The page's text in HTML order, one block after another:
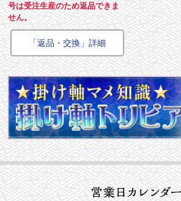
号は受注生産のため返品できま
せん。
「返品・交換」詳細